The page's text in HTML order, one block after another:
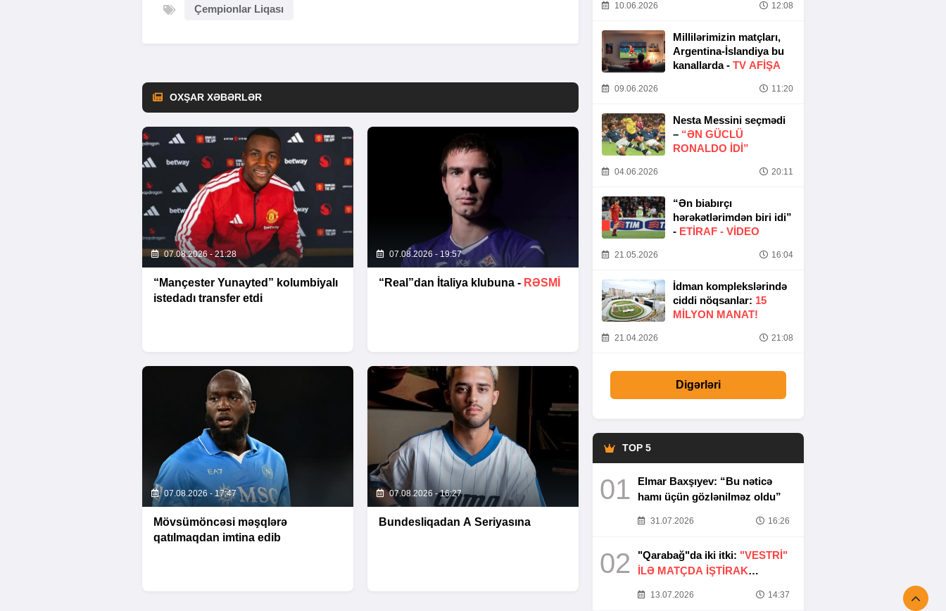
Çempionlar Liqası
OXŞAR XƏBƏRLƏR
07.08.2026 - 21:28
“Mançester Yunayted” kolumbiyalı
istedadı transfer etdi
07.08.2026 - 19:57
“Real”dan İtaliya klubuna - RƏSMİ
07.08.2026 - 17:47
Mövsümöncəsi məşqlərə
qatılmaqdan imtina edib
07.08.2026 - 16:27
Bundesliqadan A Seriyasına
10.06.2026 12:08
Millilərimizin matçları,
Argentina-İslandiya bu
kanallarda - TV AFİŞA
09.06.2026 11:20
Nesta Messini seçmədi
– “ƏN GÜCLÜ
RONALDO IDI”
04.06.2026 20:11
“Ən biabırçı
hərəkətlərimdən biri idi”
- ETIRAF - VİDEO
21.05.2026 16:04
İdman komplekslərində
ciddi nöqsanlar: 15
MILYON MANAT!
21.04.2026 21:08
Digərləri
TOP 5
01
Elmar Baxşıyev: “Bu nəticə
hamı üçün gözlənilməz oldu”
31.07.2026 16:26
02 "Qarabağ"da iki itki: "VESTRİ"
İLƏ MATÇDA İŞTİRAK
13.07.2026 14:37